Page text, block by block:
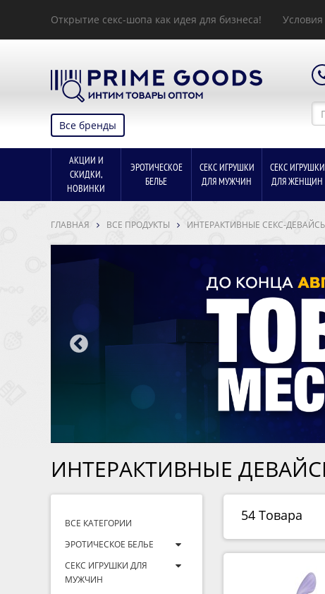
Открытие секс-шопа как идея для бизнеса! Условия
Все бренды
АКЦИИ И
СКИДКИ,
НОВИНКИ
ЭРОТИЧЕСКОЕ
БЕЛЬЕ
СЕКС ИГРУШКИ
ДЛЯ МУЖЧИН
СЕКС ИГРУШКИ
ДЛЯ ЖЕНЩИН
ГЛАВНАЯ ВСЕ ПРОДУКТЫ ИНТЕРАКТИВНЫЕ СЕКС-
ИНТЕРАКТИВНЫЕ
ВСЕ КАТЕГОРИИ
ЭРОТИЧЕСКОЕ БЕЛЬЕ
СЕКС ИГРУШКИ ДЛЯ
МУЖЧИН
54 Товара